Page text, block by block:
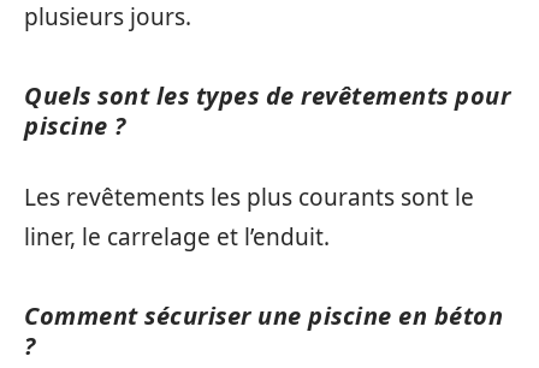
plusieurs jours.
Quels sont les types de revêtements pour
piscine ?
Les revêtements les plus courants sont le
liner, le carrelage et l’enduit.
Comment sécuriser une piscine en béton
?